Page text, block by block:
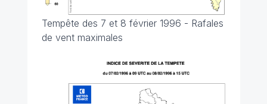
Tempête des 7 et 8 février 1996 - Rafales
de vent maximales